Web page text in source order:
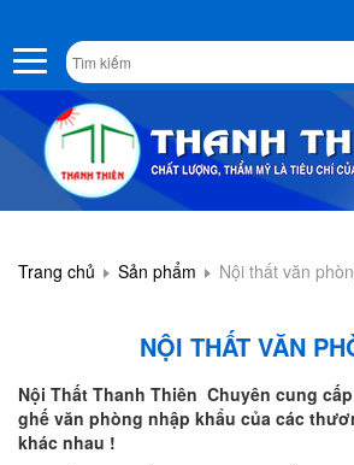
Toggle
navigation
Trang chủ Sản phẩm Nội thất văn
NỘI THẤT VĂN
Nội Thất Thanh Thiên Chuyên cung
ghế văn phòng nhập khẩu của các
khác nhau !